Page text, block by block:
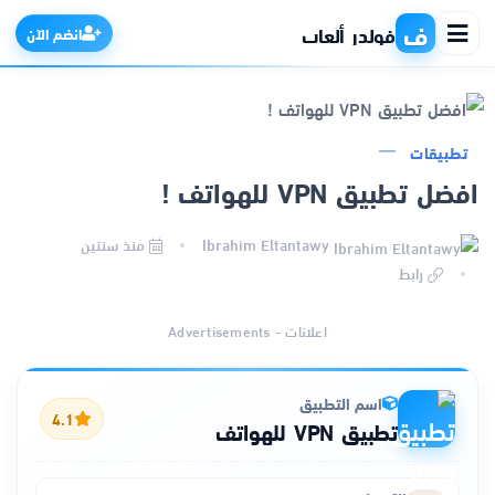
ف فولدر ألعاب انضم الآن
التطبيقات
ذكاء اصطناعي
تطبيقات
افضل تطبيق VPN للهواتف !
منذ سنتين
رابط
اعلانات - Advertisements
اسم التطبيق
تطبيق VPN للهواتف 4.1